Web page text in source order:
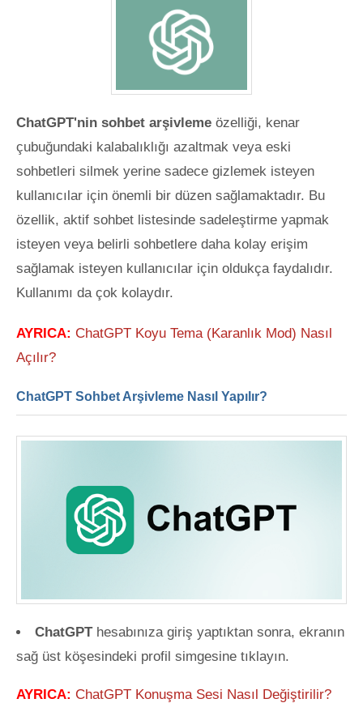
ChatGPT'nin sohbet arşivleme özelliği, kenar
çubuğundaki kalabalıklığı azaltmak veya eski
sohbetleri silmek yerine sadece gizlemek isteyen
kullanıcılar için önemli bir düzen sağlamaktadır. Bu
özellik, aktif sohbet listesinde sadeleştirme yapmak
isteyen veya belirli sohbetlere daha kolay erişim
sağlamak isteyen kullanıcılar için oldukça faydalıdır.
Kullanımı da çok kolaydır.
AYRICA: ChatGPT Koyu Tema (Karanlık Mod) Nasıl
Açılır?
ChatGPT Sohbet Arşivleme Nasıl Yapılır?
ChatGPThesabınıza giriş yaptıktan sonra, ekranın
sağ üst köşesindeki profil simgesine tıklayın.
AYRICA: ChatGPT Konuşma Sesi Nasıl Değiştirilir?